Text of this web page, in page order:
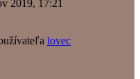
2019, 17:21
lovec